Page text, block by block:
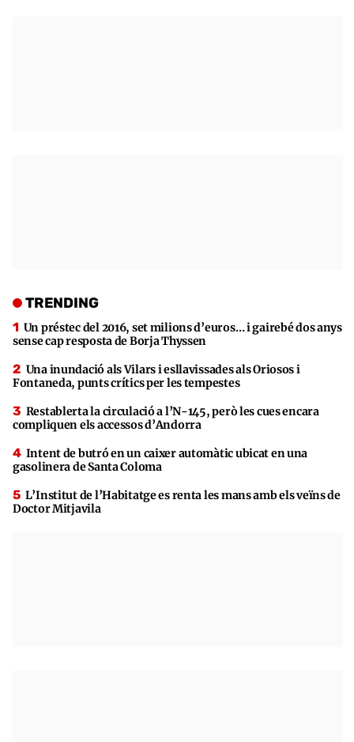
TRENDING
Un préstec del 2016, set milions d’euros… i gairebé dos anys
sense cap resposta de Borja Thyssen
Una inundació als Vilars i esllavissades als Oriosos i
Fontaneda, punts crítics per les tempestes
Restablerta la circulació a l’N-145, però les cues encara
compliquen els accessos d’Andorra
Intent de butró en un caixer automàtic ubicat en una
gasolinera de Santa Coloma
L’Institut de l’Habitatge es renta les mans amb els veïns de
Doctor Mitjavila